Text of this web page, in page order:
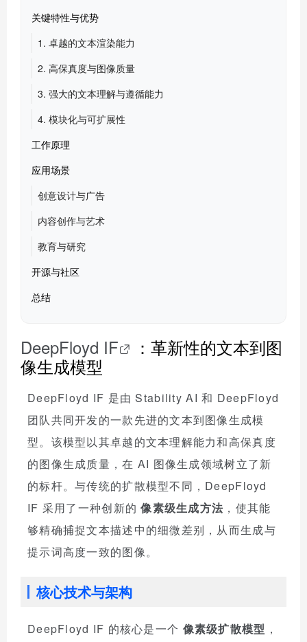
关键特性与优势
1. 卓越的文本渲染能力
2. 高保真度与图像质量
3. 强大的文本理解与遵循能力
4. 模块化与可扩展性
工作原理
应用场景
创意设计与广告
内容创作与艺术
教育与研究
开源与社区
总结
DeepFloyd IF
：革新性的文本到图
像生成模型
DeepFloyd IF 是由 Stability AI 和 DeepFloyd
团队共同开发的一款先进的文本到图像生成模
型。该模型以其卓越的文本理解能力和高保真度
的图像生成质量，在 AI 图像生成领域树立了新
的标杆。与传统的扩散模型不同，DeepFloyd
IF 采用了一种创新的像素级生成方法 ，使其能
够精确捕捉文本描述中的细微差别，从而生成与
提示词高度一致的图像。
核心技术与架构
DeepFloyd IF 的核心是一个 像素级扩散模型 ，